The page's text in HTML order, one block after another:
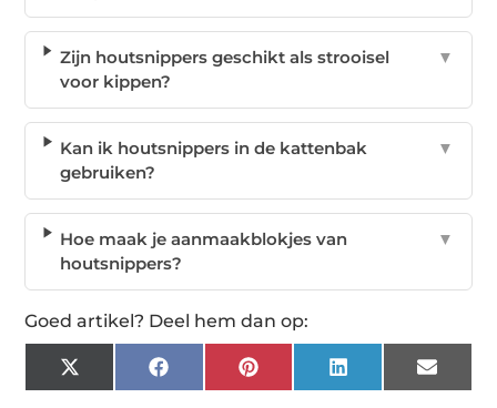
Zijn houtsnippers geschikt als strooisel
voor kippen?
▼
Kan ik houtsnippers in de kattenbak
gebruiken?
▼
Hoe maak je aanmaakblokjes van
houtsnippers?
▼
Goed artikel? Deel hem dan op:
X
(Twitter)
FacebookPinterest LinkedIn Email